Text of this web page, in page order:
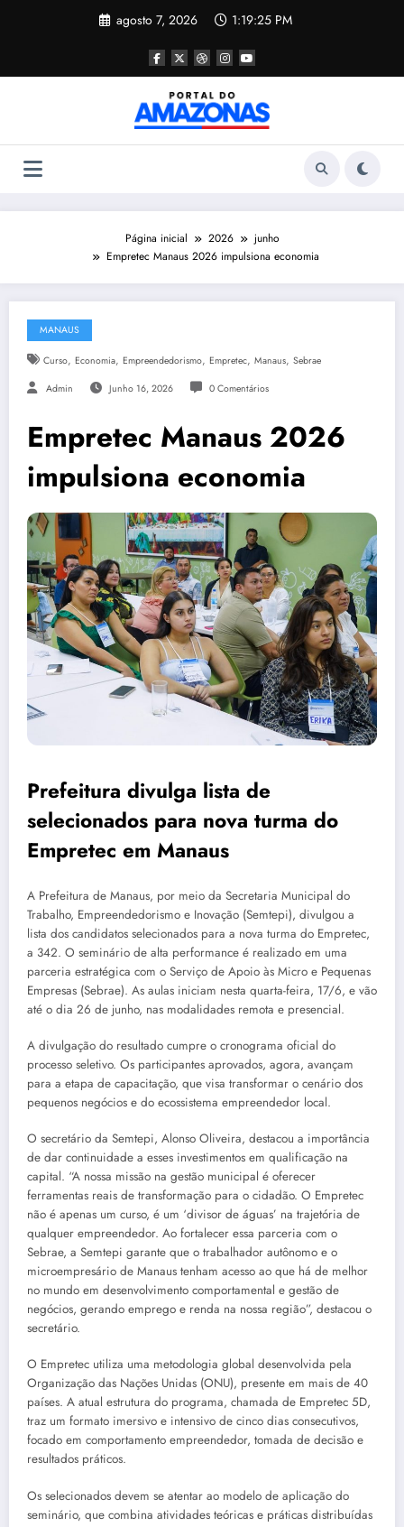
agosto 7, 2026 1:19:26 PM
Página inicial 2026
junho
Empretec Manaus 2026 impulsiona economia
MANAUS
Curso, Economia, Empreendedorismo, Empretec, Manaus, Sebrae
Admin Junho 16, 2026 0 Comentários
Empretec Manaus 2026
impulsiona economia
Prefeitura divulga lista de
selecionados para nova turma do
Empretec em Manaus
A Prefeitura de Manaus, por meio da Secretaria Municipal do
Trabalho, Empreendedorismo e Inovação (Semtepi), divulgou a
lista dos candidatos selecionados para a nova turma do Empretec,
a 342. O seminário de alta performance é realizado em uma
parceria estratégica com o Serviço de Apoio às Micro e Pequenas
Empresas (Sebrae). As aulas iniciam nesta quarta-feira, 17/6, e vão
até o dia 26 de junho, nas modalidades remota e presencial.
A divulgação do resultado cumpre o cronograma oficial do
processo seletivo. Os participantes aprovados, agora, avançam
para a etapa de capacitação, que visa transformar o cenário dos
pequenos negócios e do ecossistema empreendedor local.
O secretário da Semtepi, Alonso Oliveira, destacou a importância
de dar continuidade a esses investimentos em qualificação na
capital. “A nossa missão na gestão municipal é oferecer
ferramentas reais de transformação para o cidadão. O Empretec
não é apenas um curso, é um ‘divisor de águas’ na trajetória de
qualquer empreendedor. Ao fortalecer essa parceria com o
Sebrae, a Semtepi garante que o trabalhador autônomo e o
microempresário de Manaus tenham acesso ao que há de melhor
no mundo em desenvolvimento comportamental e gestão de
negócios, gerando emprego e renda na nossa região”, destacou o
secretário.
O Empretec utiliza uma metodologia global desenvolvida pela
Organização das Nações Unidas (ONU), presente em mais de 40
países. A atual estrutura do programa, chamada de Empretec 5D,
traz um formato imersivo e intensivo de cinco dias consecutivos,
focado em comportamento empreendedor, tomada de decisão e
resultados práticos.
Os selecionados devem se atentar ao modelo de aplicação do
seminário, que combina atividades teóricas e práticas distribuídas